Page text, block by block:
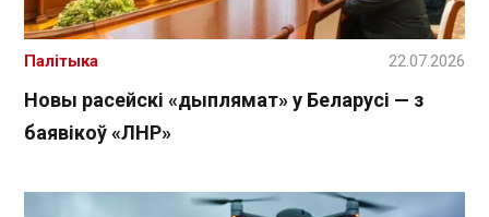
Новы расейскі «дыплямат» у Беларусі — з
баявікоў «ЛНР»
Палітыка 22.07.2026